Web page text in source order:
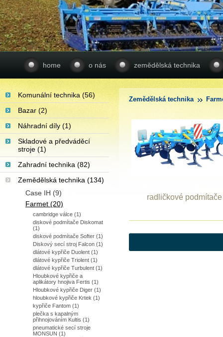
home o nás zemědělská technika
Zemědělská technika
radličkové podmítače
Komunální technika (56)
Bazar (2)
Náhradní díly (1)
Skladové a předváděcí
stroje (1)
Zahradní technika (82)
Zemědělská technika (134)
Case IH (9)
Farmet (20)
cambridge válce (1)
diskové podmítače Diskomat
(1)
diskové podmítače Softer (1)
Diskový secí stroj Falcon (1)
dlátové kypřiče Duolent (1)
dlátové kypřiče Triolent (1)
dlátové kypřiče Turbulent (1)
Hloubkové kypřiče a
aplikátory hnojiva Fertis (1)
Hloubkové kypřiče Diger (1)
hloubkové kypřiče Krtek (1)
kypřiče Fantom (1)
plečka s kapalným
přihnojováním Kultis (1)
pneumatické secí stroje
MONSUN (1)